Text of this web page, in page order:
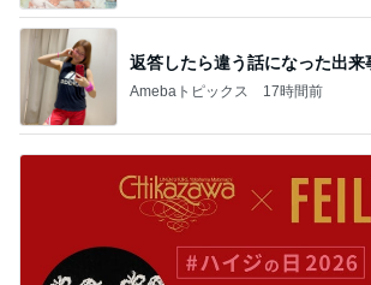
返答したら違う話になった出来
Amebaトピックス 17時間前